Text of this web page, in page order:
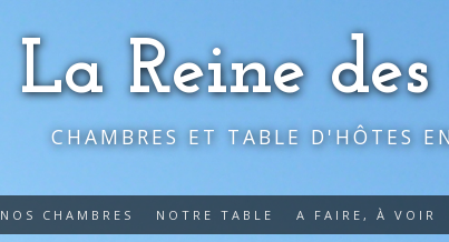
La Reine des
CHAMBRES ET TABLE D'HÔTES
NOS CHAMBRES NOTRE TABLE A FAIRE, À VOIR